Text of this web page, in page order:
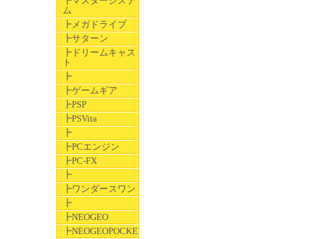
ム
┣メガドライブ
┣サターン
┣ドリームキャス
ト
┣
┣ゲームギア
┣PSP
┣PSVita
┣
┣PCエンジン
┣PC-FX
┣
┣ワンダースワン
┣
┣NEOGEO
┣NEOGEOPOCKET